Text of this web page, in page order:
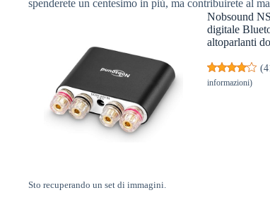
spenderete un centesimo in più, ma contribuirete al
Sto recuperando un set di immagini.
Nobsound
digitale
altoparlanti
(
informazioni)